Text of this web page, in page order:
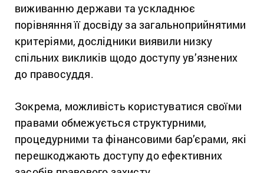
виживанню держави та ускладнює
порівняння її досвіду за загальноприйнятими
критеріями, дослідники виявили низку
спільних викликів щодо доступу ув’язнених
до правосуддя.
Зокрема, можливість користуватися своїми
правами обмежується структурними,
процедурними та фінансовими бар’єрами, які
перешкоджають доступу до ефективних